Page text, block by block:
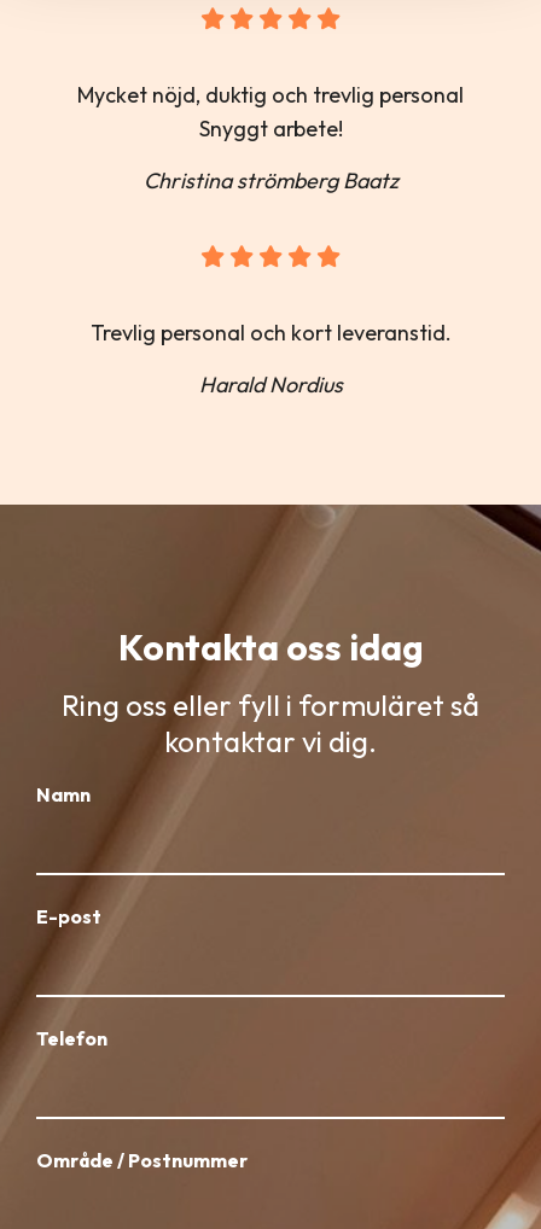
Mycket nöjd, duktig och trevlig personal
Snyggt arbete!
Christina strömberg Baatz
Trevlig personal och kort leveranstid.
Harald Nordius
Kontakta oss idag
Ring oss eller fyll i formuläret så
kontaktar vi dig.
Namn
E-post
Telefon
Område / Postnummer